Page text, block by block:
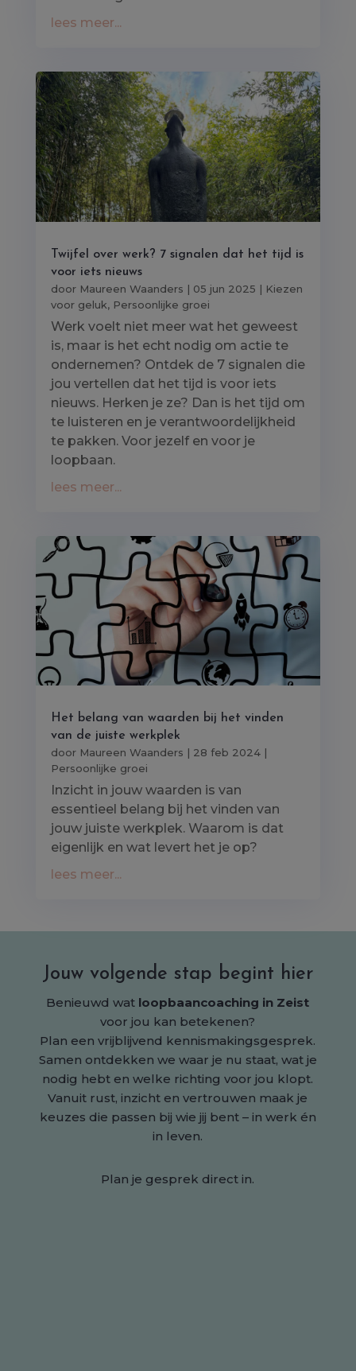
lees meer...
Twijfel over werk? 7 signalen dat het tijd is
voor iets nieuws
door Maureen Waanders | 05 jun 2025 | Kiezen
voor geluk, Persoonlijke groei
Werk voelt niet meer wat het geweest
is, maar is het echt nodig om actie te
ondernemen? Ontdek de 7 signalen die
jou vertellen dat het tijd is voor iets
nieuws. Herken je ze? Dan is het tijd om
te luisteren en je verantwoordelijkheid
te pakken. Voor jezelf en voor je
loopbaan.
lees meer...
Het belang van waarden bij het vinden
van de juiste werkplek
door Maureen Waanders | 28 feb 2024|
Persoonlijke groei
Inzicht in jouw waarden is van
essentieel belang bij het vinden van
jouw juiste werkplek. Waarom is dat
eigenlijk en wat levert het je op?
lees meer...
Jouw volgende stap begint hier
Benieuwd wat loopbaancoaching in Zeist
voor jou kan betekenen?
Plan een vrijblijvend kennismakingsgesprek.
Samen ontdekken we waar je nu staat, wat je
nodig hebt en welke richting voor jou klopt.
Vanuit rust, inzicht en vertrouwen maak je
keuzes die passen bij wie jij bent – in werk én
in leven.
Plan je gesprek direct in.